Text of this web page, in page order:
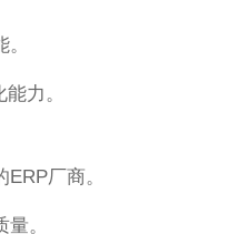
力。
厂商。
。